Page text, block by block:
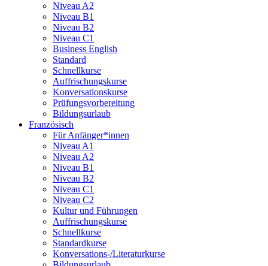
Niveau A2
Niveau B1
Niveau B2
Niveau C1
Business English
Standard
Schnellkurse
Auffrischungskurse
Konversationskurse
Prüfungsvorbereitung
Bildungsurlaub
Französisch
Für Anfänger*innen
Niveau A1
Niveau A2
Niveau B1
Niveau B2
Niveau C1
Niveau C2
Kultur und Führungen
Auffrischungskurse
Schnellkurse
Standardkurse
Konversations-/Literaturkurse